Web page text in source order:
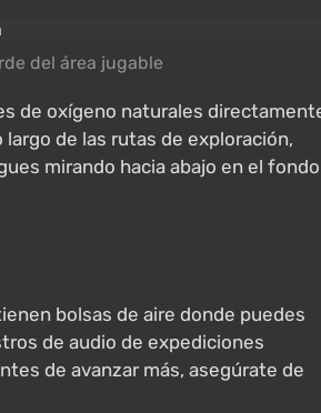
del área jugable
de oxígeno naturales
de las rutas de exploración,
mirando hacia abajo en el fondo
bolsas de aire donde puedes
de audio de expediciones
de avanzar más, asegúrate de